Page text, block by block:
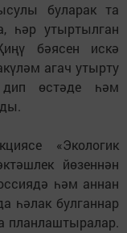
буларак та
һәр утыртылган
бәясен искә
агач утырту
дип өстәде һәм
«Экологик
йөзеннән
һәм аннан
һәлак булганнар
планлаштыралар.